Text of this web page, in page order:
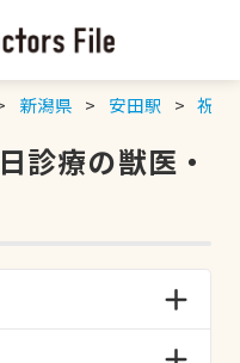
新潟県 安田駅 祝日
診療の獣医・